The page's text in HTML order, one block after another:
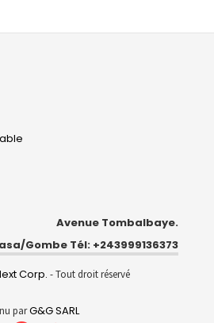
Avenue Tombalbaye.
Gombe Tél: +243999136373
Corp. - Tout droit réservé
parG&G SARL